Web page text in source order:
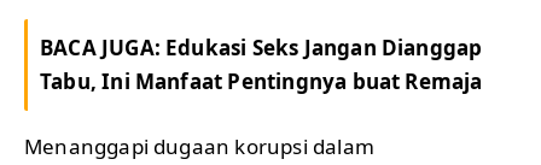
BACA JUGA: Edukasi Seks Jangan Dianggap
Tabu, Ini Manfaat Pentingnya buat Remaja
Menanggapi dugaan korupsi dalam